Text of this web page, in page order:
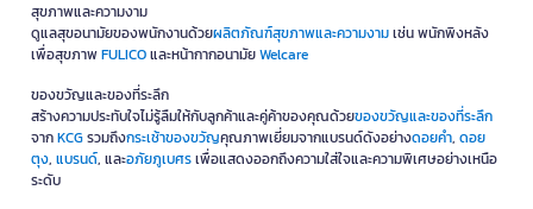
สุขภาพและความงาม
ดูแลสุขอนามัยของพนักงานด้วยผลิตภัณฑ์สุขภาพและความงามเช่น พนักพิงหลัง
เพื่อสุขภาพFULICOและหน้ากากอนามัยWelcare
ของขวัญและของที่ระลึก
สร้างความประทับใจไม่รู้ลืมให้กับลูกค้าและคู่ค้าของคุณด้วยของขวัญและของที่ระลึก
จากKCGรวมถึงกระเช้าของขวัญคุณภาพเยี่ยมจากแบรนด์ดังอย่างดอยคำ, ดอย
ตุง, แบรนด์, และอภัยภูเบศรเพื่อแสดงออกถึงความใส่ใจและความพิเศษอย่างเหนือ
ระดับ